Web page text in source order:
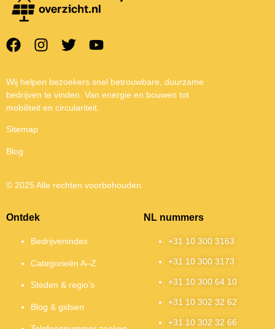
Wij helpen bezoekers snel betrouwbare, duurzame
bedrijven te vinden. Van energie en bouwen tot
mobiliteit en circulariteit.
Sitemap
Blog
© 2025 Alle rechten voorbehouden
Ontdek
Bedrijvenindex
Categorieën A–Z
Steden & regio’s
Blog & gidsen
NL nummers
+31 10 300 3163
+31 10 300 3173
+31 10 300 64 10
+31 10 302 32 62
+31 10 302 32 66